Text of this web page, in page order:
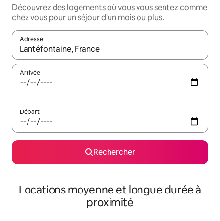
Découvrez des logements où vous vous sentez comme
chez vous pour un séjour d'un mois ou plus.
Adresse
Lorsque les résultats s'affichent, utilisez les flèches vers le
Arrivée
Départ
Rechercher
Locations moyenne et longue durée à
proximité